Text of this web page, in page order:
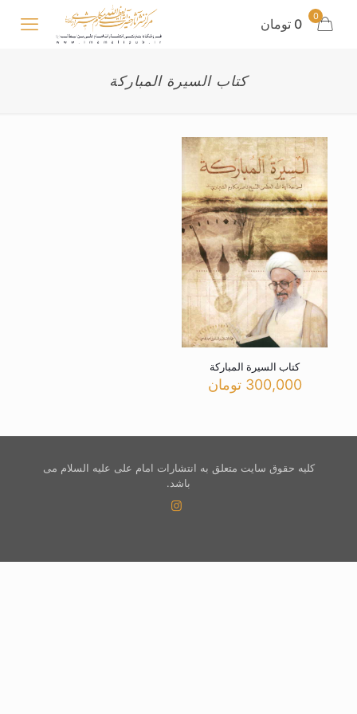
0 0 تومان
کتاب السیرة المبارکة
کتاب السیرة المبارکة
300,000 تومان
کلیه حقوق سایت متعلق به انتشارات امام علی علیه السلام می
باشد.